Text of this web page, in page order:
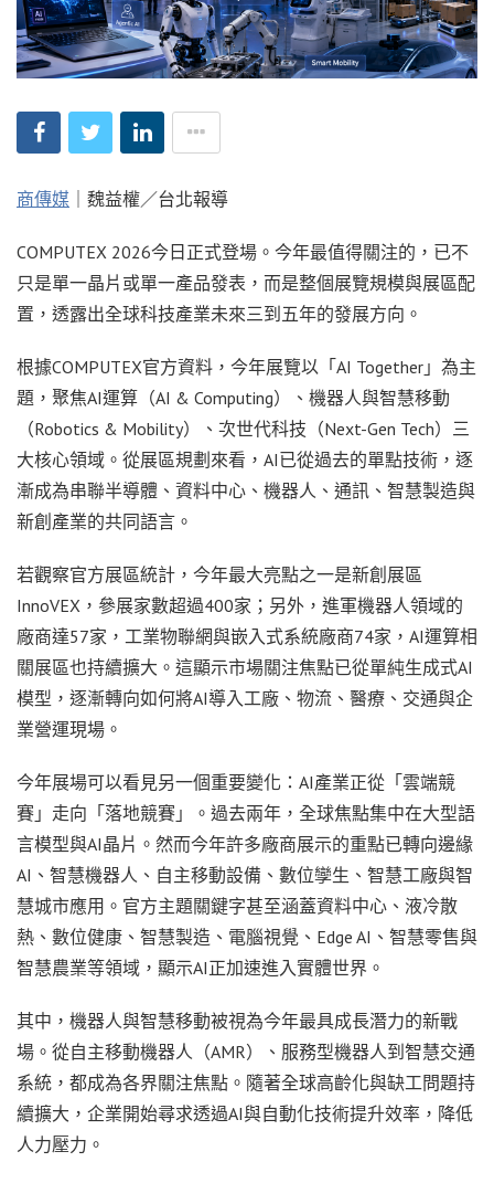
商傳媒 ｜魏益權／台北報導
COMPUTEX 2026今日正式登場。今年最值得關注的，已不
只是單一晶片或單一產品發表，而是整個展覽規模與展區配
置，透露出全球科技產業未來三到五年的發展方向。
根據COMPUTEX官方資料，今年展覽以「AI Together」為主
題，聚焦AI運算（AI & Computing）、機器人與智慧移動
（Robotics & Mobility）、次世代科技（Next-Gen Tech）三
大核心領域。從展區規劃來看，AI已從過去的單點技術，逐
漸成為串聯半導體、資料中心、機器人、通訊、智慧製造與
新創產業的共同語言。
若觀察官方展區統計，今年最大亮點之一是新創展區
InnoVEX，參展家數超過400家；另外，進軍機器人領域的
廠商達57家，工業物聯網與嵌入式系統廠商74家，AI運算相
關展區也持續擴大。這顯示市場關注焦點已從單純生成式AI
模型，逐漸轉向如何將AI導入工廠、物流、醫療、交通與企
業營運現場。
今年展場可以看見另一個重要變化：AI產業正從「雲端競
賽」走向「落地競賽」。過去兩年，全球焦點集中在大型語
言模型與AI晶片。然而今年許多廠商展示的重點已轉向邊緣
AI、智慧機器人、自主移動設備、數位孿生、智慧工廠與智
慧城市應用。官方主題關鍵字甚至涵蓋資料中心、液冷散
熱、數位健康、智慧製造、電腦視覺、Edge AI、智慧零售與
智慧農業等領域，顯示AI正加速進入實體世界。
其中，機器人與智慧移動被視為今年最具成長潛力的新戰
場。從自主移動機器人（AMR）、服務型機器人到智慧交通
系統，都成為各界關注焦點。隨著全球高齡化與缺工問題持
續擴大，企業開始尋求透過AI與自動化技術提升效率，降低
人力壓力。